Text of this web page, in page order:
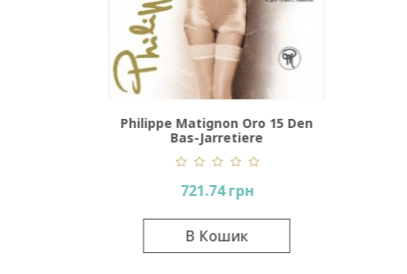
Philippe Matignon Oro 15 Den
Bas-Jarretiere
721.74 грн
В Кошик